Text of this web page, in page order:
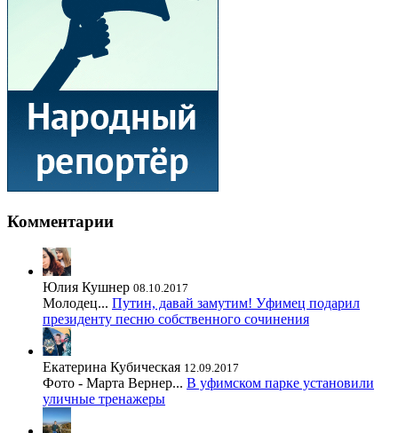
Комментарии
Юлия Кушнер 08.10.2017
Молодец... Путин, давай замутим! Уфимец подарил
президенту песню собственного сочинения
Екатерина Кубическая 12.09.2017
Фото - Марта Вернер... В уфимском парке установили
уличные тренажеры